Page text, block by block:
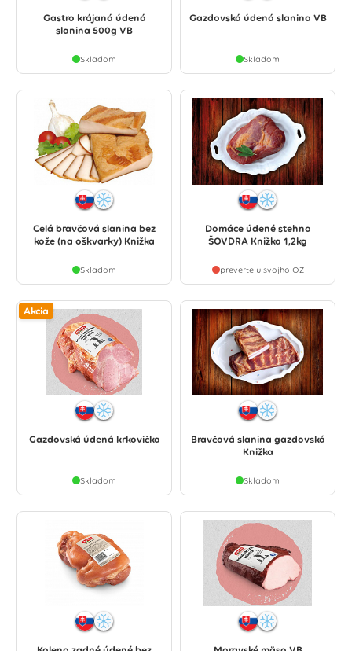
Gastro krájaná údená
slanina 500g VB
Skladom
Gazdovská údená slanina VB
Skladom
Celá bravčová slanina bez
kože (na oškvarky) Knižka
Skladom
Domáce údené stehno
ŠOVDRA Knižka 1,2kg
preverte u svojho OZ
Akcia
Gazdovská údená krkovička
Skladom
Bravčová slanina gazdovská
Knižka
Skladom